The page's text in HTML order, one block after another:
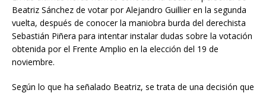
Beatriz Sánchez de votar por Alejandro Guillier en la segunda
vuelta, después de conocer la maniobra burda del derechista
Sebastián Piñera para intentar instalar dudas sobre la votación
obtenida por el Frente Amplio en la elección del 19 de
noviembre.
Según lo que ha señalado Beatriz, se trata de una decisión que